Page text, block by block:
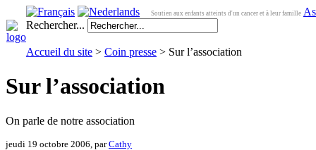
Soutien aux enfants atteints d'un cancer et à leur famille
Rechercher...
Accueil du site > Coin presse > Sur l’association
Sur l’association
On parle de notre association
jeudi 19 octobre 2006, parCathy